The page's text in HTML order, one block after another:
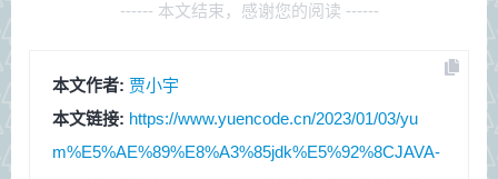
------ 本文结束，感谢您的阅读 ------
本文作者: 贾小宇
本文链接: https://www.yuencode.cn/2023/01/03/yu
m%E5%AE%89%E8%A3%85jdk%E5%92%8CJAVA-